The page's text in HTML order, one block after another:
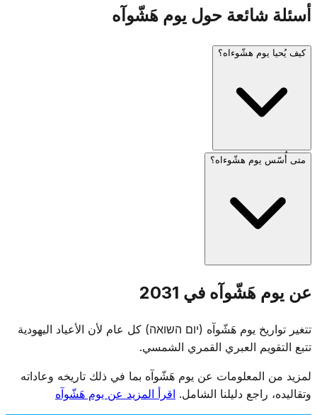
أسئلة شائعة حول يوم هَشّوآه
كيف يُحيا يوم هشّوءاه؟
في إسرائيل، يُطلق صفّار إنذار لمدّة دقيقتين في الساعة العاشرة
وإضاءة ستّ شموع تذكارية (رمزاً للستّة ملايين)، وقراءة أسماء
الضحايا. تُنكّس الأعلام إلى منتصف السارية.
متى أُسّس يوم هشّوءاه؟
تجنّب التعارض مع عيد الفسح.
عن يوم هَشّوآه في 2031
تتغير تواريخ يوم هَشّوآه (יום השואה) كل عام لأن الأعياد اليهودية
تتبع التقويم العبري القمري الشمسي.
لمزيد من المعلومات عن يوم هَشّوآه بما في ذلك تاريخه وعاداته
وتقاليده، راجع دليلنا الشامل. اقرأ المزيد عن يوم هَشّوآه